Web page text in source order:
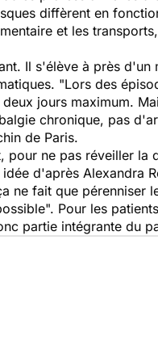
diffèrent en
et les
Il s'élève à près
"Lors des
jours maximum.
chronique, pas
de Paris.
ne pas réveiller la
d'après Alexandra
ne fait que pérenniser
Pour les
partie intégrante du